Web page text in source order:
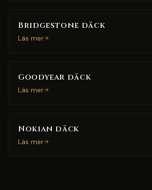
Bridgestone däck
Läs mer
Goodyear däck
Läs mer
Nokian däck
Läs mer